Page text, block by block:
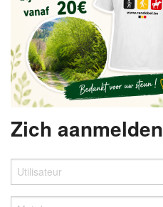
GRATIS REGISTRATIE
WACHTWOORD VERGETEN
Zich aanmelden